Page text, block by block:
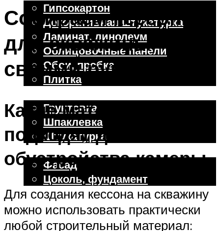
Гипсокартон
Декоративная штукатурка
Ламинат, линолеум
Облицовочные панели
Обои, пробка
Плитка
Грунтовка
Шпаклевка
Штукатурка
Внешняя отделка
Фасад
Цоколь, фундамент
Меню
Собираем кессон
для скважины
своими руками
Какие материалы
подходят для
обустройства камеры
Для создания кессона на скважину
можно использовать практически
любой строительный материал: